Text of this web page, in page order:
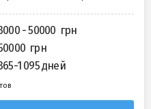
- 50000
1 095 дней